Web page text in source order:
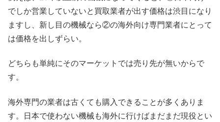
でしか営業していないと買取業者が出す価格は渋目になり
ますし、新し目の機械なら②の海外向け専門業者にとって
は価格を出しずらい。
どちらも単純にそのマーケットでは売り先が無いからで
す。
海外専門の業者は古くても購入できることが多くありま
す。日本で使わない機械も海外に行けばまだまだ現役とい